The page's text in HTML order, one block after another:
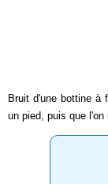
Bruit d'une bottine à
un pied, puis que l'on